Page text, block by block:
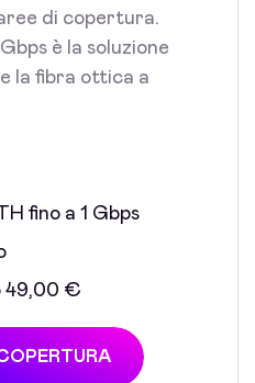
di copertura.
è la soluzione
la fibra ottica a
fino a 1 Gbps
49,00 €